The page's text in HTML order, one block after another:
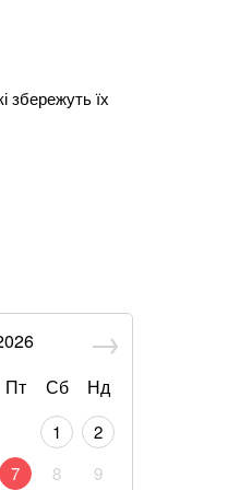
збережуть їх
НАТО були
"ПриватБанку"
удару по
Пт Сб Нд
1
2
7 8
9